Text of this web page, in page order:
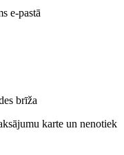
e-pastā
brīža
karte un nenotiek